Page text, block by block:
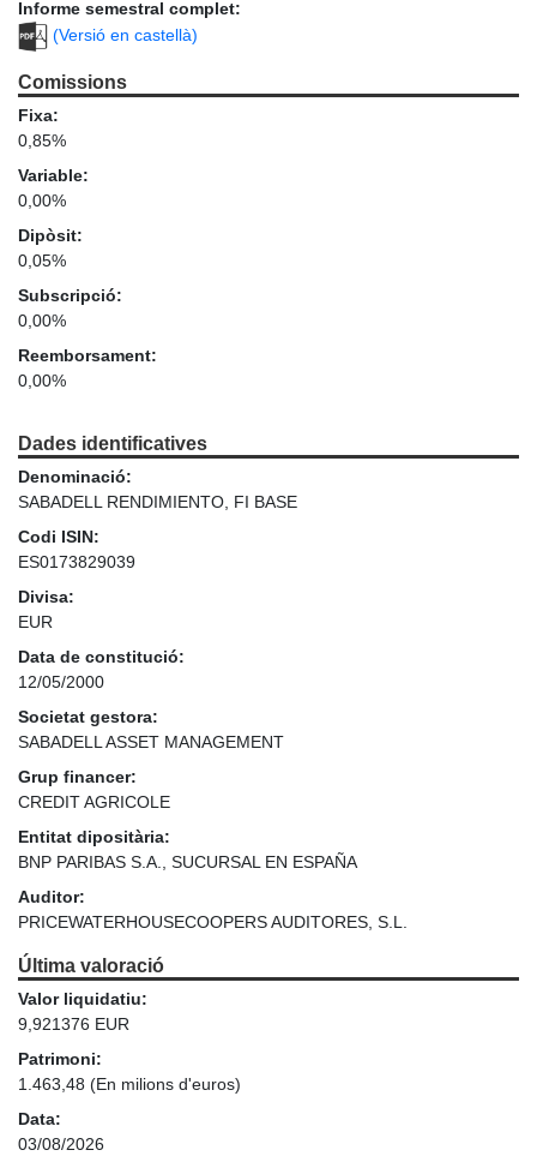
Informe semestral complet:
(Versió en castellà)
Comissions
Fixa:
0,85%
Variable:
0,00%
Dipòsit:
0,05%
Subscripció:
0,00%
Reemborsament:
0,00%
Dades identificatives
Denominació:
SABADELL RENDIMIENTO, FI BASE
Codi ISIN:
ES0173829039
Divisa:
EUR
Data de constitució:
12/05/2000
Societat gestora:
SABADELL ASSET MANAGEMENT
Grup financer:
CREDIT AGRICOLE
Entitat dipositària:
BNP PARIBAS S.A., SUCURSAL EN ESPAÑA
Auditor:
PRICEWATERHOUSECOOPERS AUDITORES, S.L.
Última valoració
Valor liquidatiu:
9,921376 EUR
Patrimoni:
1.463,48 (En milions d'euros)
Data:
03/08/2026